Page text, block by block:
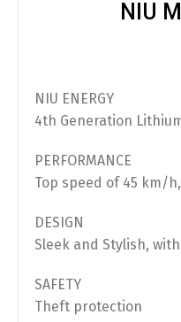
Bescherming
Scooterhoes
Opvoeren
Afstelling
NIU
NIU ENERGY
4th Generation
PERFORMANCE
Top speed of 45 km/
DESIGN
Sleek and Stylish,
SAFETY
Theft protection